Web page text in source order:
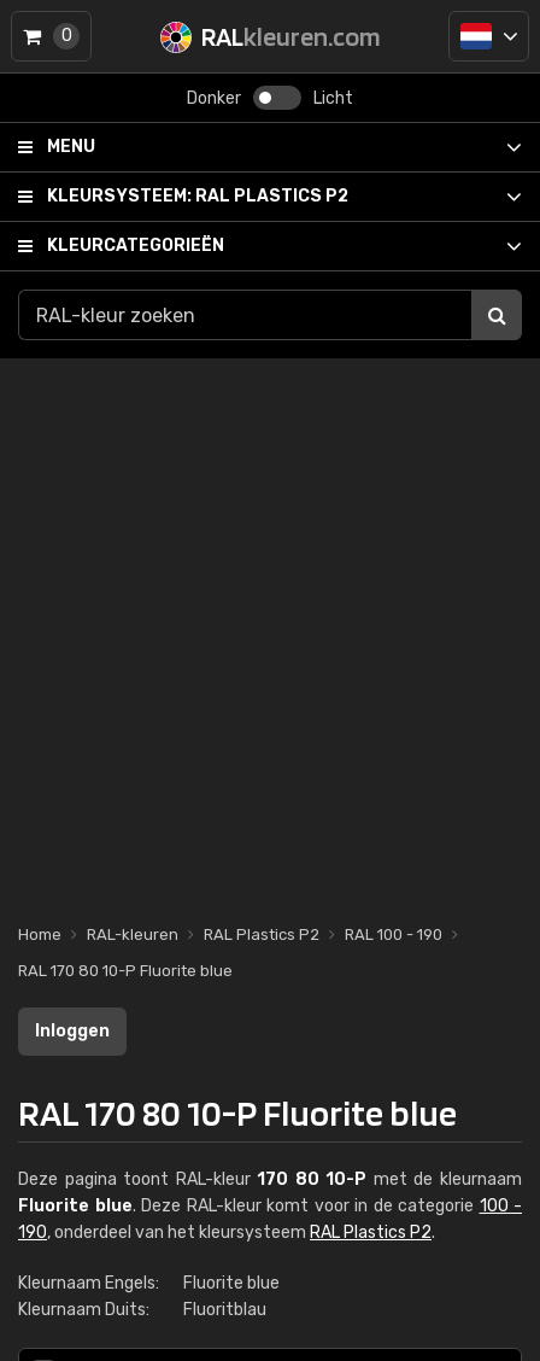
RALkleuren.com
Donker Licht
MENU
KLEURSYSTEEM: RAL PLASTICS P2
KLEURCATEGORIEËN
0
Home RAL-kleuren RAL Plastics P2
RAL 100 - 190
RAL 170 80 10-P Fluorite blue
Inloggen
RAL 170 80 10-P Fluorite blue
Deze pagina toont RAL-kleur170 80 10-P met de kleurnaam
Fluorite blue. Deze RAL-kleur komt voor in de categorie 100 -
190, onderdeel van het kleursysteem RAL Plastics P2.
Kleurnaam Engels:
Fluorite blue
Kleurnaam Duits:
Fluoritblau